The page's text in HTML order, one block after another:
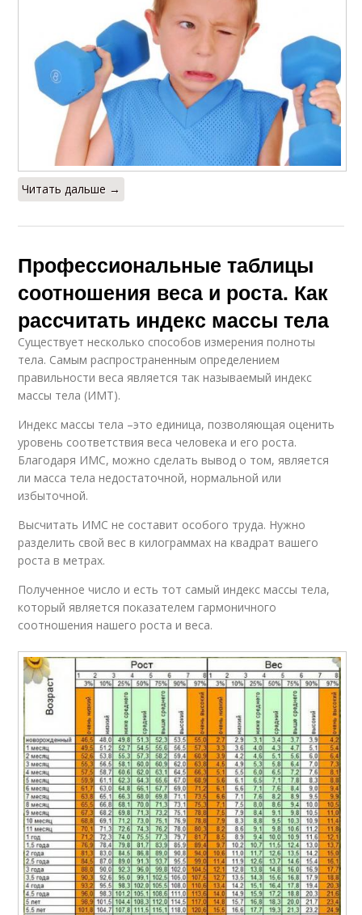
Читать дальше →
Профессиональные таблицы
соотношения веса и роста. Как
рассчитать индекс массы тела
Существует несколько способов измерения полноты
тела. Самым распространенным определением
правильности веса является так называемый индекс
массы тела (ИМТ).
Индекс массы тела –это единица, позволяющая оценить
уровень соответствия веса человека и его роста.
Благодаря ИМС, можно сделать вывод о том, является
ли масса тела недостаточной, нормальной или
избыточной.
Высчитать ИМС не составит особого труда. Нужно
разделить свой вес в килограммах на квадрат вашего
роста в метрах.
Полученное число и есть тот самый индекс массы тела,
который является показателем гармоничного
соотношения нашего роста и веса.